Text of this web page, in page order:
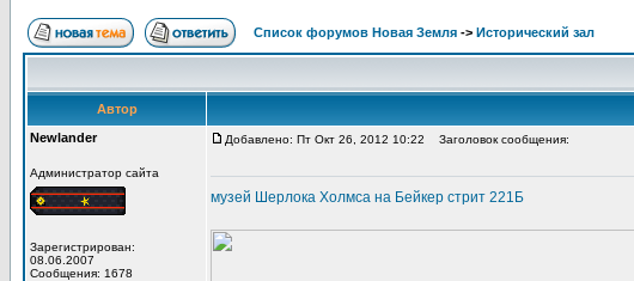
Список форумов Новая Земля -> Исторический зал
Автор
Newlander
Администратор сайта
Зарегистрирован:
08.06.2007
Сообщения: 1678
Добавлено: Пт Окт 26, 2012 10:22 Заголовок сообщения:
музей Шерлока Холмса на Бейкер стрит 221Б